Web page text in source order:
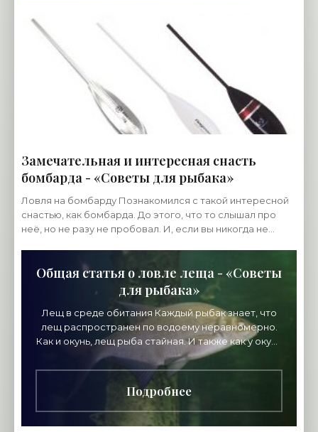
Замечательная и интересная снасть
бомбарда - «Советы для рыбака»
Ловля на бомбарду Познакомился с такой интересной
снастью, как бомбарда. До этого, что то слышал про
неё, но не разу не пробовал. И, если вы никогда не
Общая статья о ловле леща - «Советы
для рыбака»
Лещ в среде обитания Каждый рыбак знает, что
лещ распространен по водоему неравномерно.
Как и окунь, лещ рыба стайная. И также как у окуня
крупные экземпляры держатся отдельно
поодиночке.
Подробнее